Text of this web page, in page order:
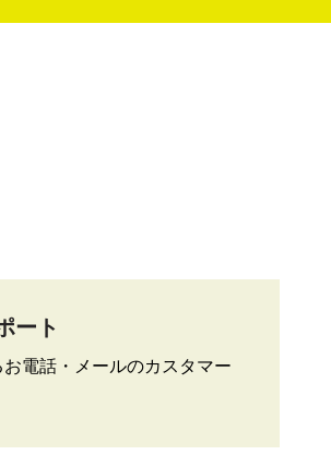
ート
電話・メールのカスタマー